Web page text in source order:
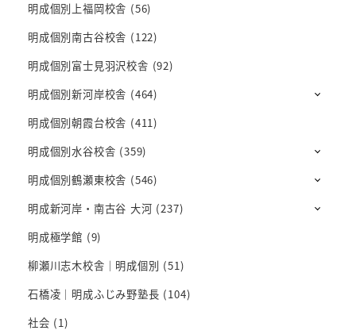
明成個別上福岡校舎 (56)
明成個別南古谷校舎 (122)
明成個別富士見羽沢校舎 (92)
明成個別新河岸校舎 (464)
明成個別朝霞台校舎 (411)
明成個別水谷校舎 (359)
明成個別鶴瀬東校舎 (546)
明成新河岸・南古谷 大河 (237)
明成極学館 (9)
柳瀬川志木校舎｜明成個別 (51)
石橋凌｜明成ふじみ野塾長 (104)
社会 (1)